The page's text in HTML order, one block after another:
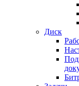
Диск